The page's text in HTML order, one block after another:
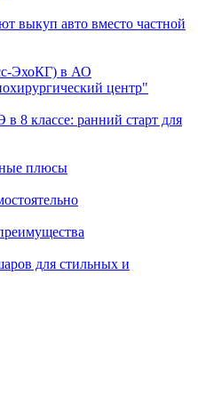
выкуп авто вместо частной
ЭхоКГ) в АО
центр"
8 классе: ранний старт для
плюсы
для стильных и